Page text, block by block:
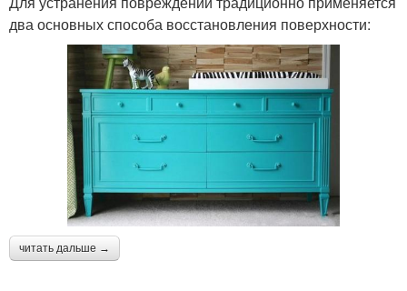
два основных способа восстановления поверхности:
читать дальше →